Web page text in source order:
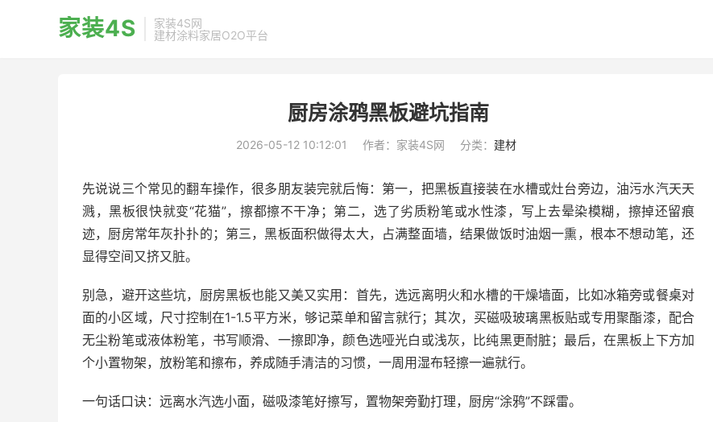
家装4S
家装4S网
建材涂料家居O2O平台
厨房涂鸦黑板避坑指南
2026-05-12 10:12:01 作者：家装4S网 分类： 建材
先说说三个常见的翻车操作，很多朋友装完就后悔：第一，把黑板直接装在水槽或灶台旁边，油污水汽天天
溅，黑板很快就变“花猫”，擦都擦不干净；第二，选了劣质粉笔或水性漆，写上去晕染模糊，擦掉还留痕
迹，厨房常年灰扑扑的；第三，黑板面积做得太大，占满整面墙，结果做饭时油烟一熏，根本不想动笔，还
显得空间又挤又脏。
别急，避开这些坑，厨房黑板也能又美又实用：首先，选远离明火和水槽的干燥墙面，比如冰箱旁或餐桌对
面的小区域，尺寸控制在1-1.5平方米，够记菜单和留言就行；其次，买磁吸玻璃黑板贴或专用聚酯漆，配合
无尘粉笔或液体粉笔，书写顺滑、一擦即净，颜色选哑光白或浅灰，比纯黑更耐脏；最后，在黑板上下方加
个小置物架，放粉笔和擦布，养成随手清洁的习惯，一周用湿布轻擦一遍就行。
一句话口诀：远离水汽选小面，磁吸漆笔好擦写，置物架旁勤打理，厨房“涂鸦”不踩雷。